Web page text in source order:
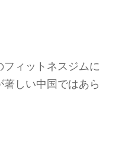
ィットネスジムに
しい中国ではあら